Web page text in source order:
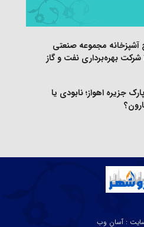
آشپزخانه مجموعه صنعتی
شماره ۴ شرکت بهره‌برداری نفت و گاز
جزیره اهواز؛ نابودی یا
: آسان وب